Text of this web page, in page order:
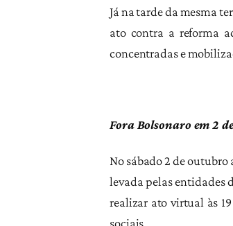
Já na tarde da mesma
ato contra a reforma
concentradas e
Fora Bolsonaro em 2
No sábado 2 de
levada pelas entidades
realizar ato virtual às
sociais.